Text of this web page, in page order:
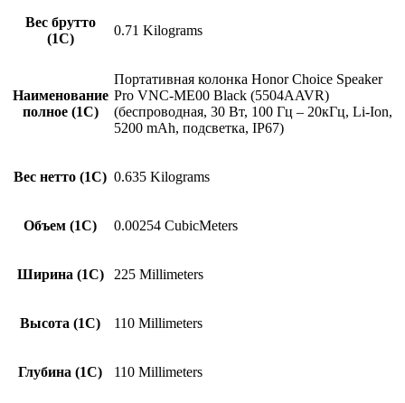
Вес брутто
(1С)
0.71 Kilograms
Наименование
полное (1С)
Портативная колонка Honor Choice Speaker
Pro VNC-ME00 Black (5504AAVR)
(беспроводная, 30 Вт, 100 Гц – 20кГц, Li-Ion,
5200 mAh, подсветка, IP67)
Вес нетто (1С) 0.635 Kilograms
Объем (1С) 0.00254 CubicMeters
Ширина (1С) 225 Millimeters
Высота (1С) 110 Millimeters
Глубина (1С) 110 Millimeters